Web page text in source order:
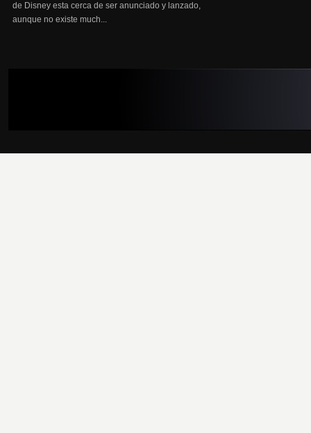
de Disney esta cerca de ser anunciado y lanzado,
aunque no existe much...